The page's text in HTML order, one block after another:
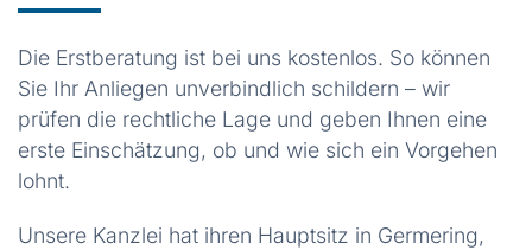
Die Erstberatung ist bei uns kostenlos. So können
Sie Ihr Anliegen unverbindlich schildern – wir
prüfen die rechtliche Lage und geben Ihnen eine
erste Einschätzung, ob und wie sich ein Vorgehen
lohnt.
Unsere Kanzlei hat ihren Hauptsitz in Germering,